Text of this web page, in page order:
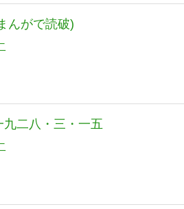
んがで読破)
九二八・三・一五